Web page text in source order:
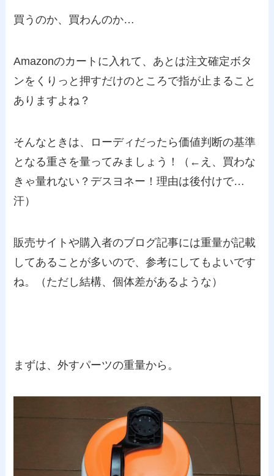
買うのか、買わんのか…
Amazonのカートに入れて、あとは注文確定ボタ
ンをくりっと押すだけのところで指が止まること
ありますよね？
そんなときは、ローディだったら価値判断の基準
となる重さを量ってみましょう！（←え、買わな
きゃ量れない？デスヨネー！理由は後付けで…
汗）
販売サイトや購入者のブログ記事には重量が記載
してあることが多いので、参考にしてもよいです
ね。（ただし結構、個体差があるような）
まずは、外すパーツの重量から。